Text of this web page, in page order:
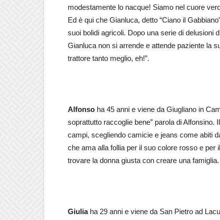
modestamente lo nacque! Siamo nel cuore
Ed è qui che Gianluca, detto “Ciano il
suoi bolidi agricoli. Dopo una serie di delusioni
Gianluca non si arrende e attende paziente la
trattore tanto meglio, eh!”.
Alfonso ha 45 anni e viene da Giugliano in
soprattutto raccoglie bene” parola di Alfonsino.
campi, scegliendo camicie e jeans come abiti
che ama alla follia per il suo colore rosso e
trovare la donna giusta con creare una
Giuliaha 29 anni e viene da San Pietro ad